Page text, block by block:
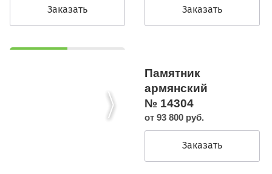
Заказать Заказать
Памятник
армянский
№ 14304
от 93 800 руб.
Заказать